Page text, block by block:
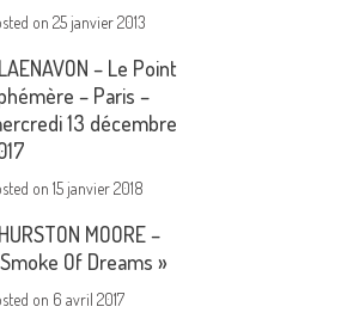
on25 janvier 2013
– Le Point
– Paris –
13 décembre
on15 janvier 2018
MOORE –
Of Dreams »
on 6 avril 2017